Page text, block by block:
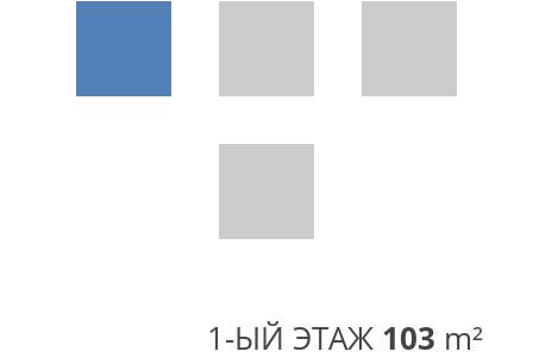
1-ЫЙ ЭТАЖ 103 m²